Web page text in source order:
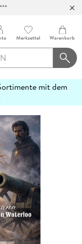
Merkzettel Warenkorb
mit dem